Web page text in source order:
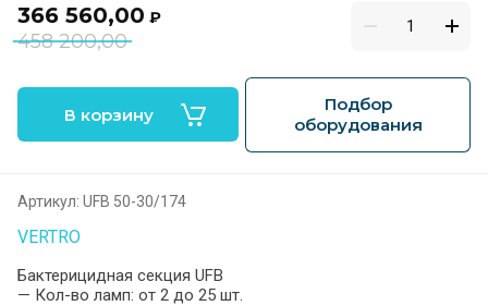
366 560,00 ₽
458 200,00
В корзину
Подбор
оборудования
Артикул: UFB 50-30/174
VERTRO
Бактерицидная секция UFB
— Кол-во ламп: от 2 до 25 шт.